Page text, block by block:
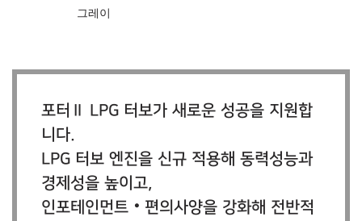
그레이
포터Ⅱ LPG 터보가 새로운 성공을 지원합
니다.
LPG 터보 엔진을 신규 적용해 동력성능과
경제성을 높이고,
인포테인먼트‧편의사양을 강화해 전반적